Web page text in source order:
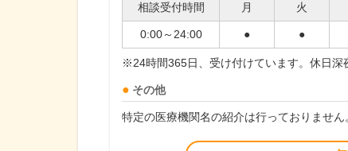
相談受付時間 月 火
0:00～24:00 ● ●
※24時間365日、受け付けています。休日深
その他
特定の医療機関名の紹介は行っておりません